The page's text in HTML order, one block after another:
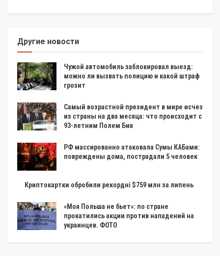
Другие новости
Чужой автомобиль заблокировал выезд:
можно ли вызвать полицию и какой штраф
грозит
Самый возрастной президент в мире исчез
из страны на два месяца: что происходит с
93-летним Полем Бия
РФ массированно атаковала Сумы КАБами:
повреждены дома, пострадали 5 человек
Криптокартки обробили рекордні $759 млн за липень
«Моя Польша не бьет»: по стране
прокатились акции против нападений на
украинцев. ФОТО